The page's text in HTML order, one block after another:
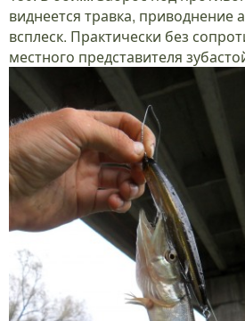
виднеется травка, приводнение
всплеск. Практически без
местного представителя